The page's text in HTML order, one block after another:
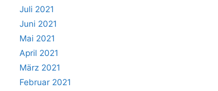
Juli 2021
Juni 2021
Mai 2021
April 2021
März 2021
Februar 2021